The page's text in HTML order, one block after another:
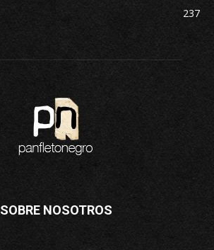
237
SOBRE NOSOTROS